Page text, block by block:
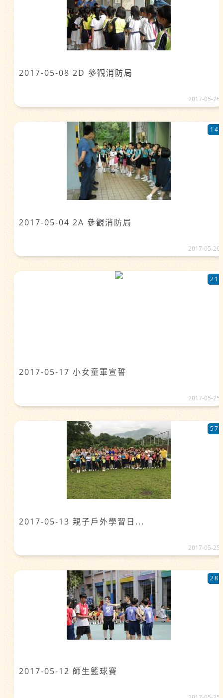
2017-05-08 2D 參觀消防局
2017-05-26
2017-05-04 2A 參觀消防局
14
2017-05-26
2017-05-17 小女童軍宣誓
21
2017-05-25
2017-05-13 親子戶外學習日...
57
2017-05-25
2017-05-12 師生籃球賽
28